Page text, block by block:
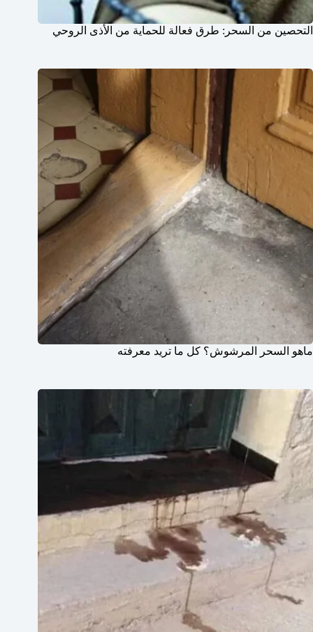
التحصين من السحر: طرق فعالة للحماية من الأذى الروحي
ماهو السحر المرشوش؟ كل ما تريد معرفته